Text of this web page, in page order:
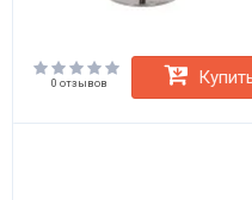
0 отзывов